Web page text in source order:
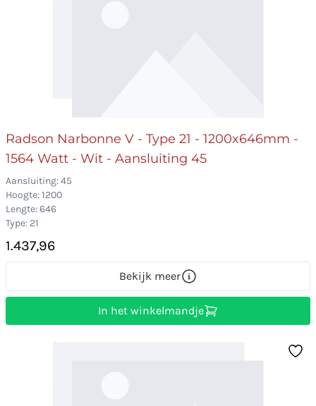
Radson Narbonne V - Type 21 - 1200x646mm -
1564 Watt - Wit - Aansluiting 45
Aansluiting: 45
Hoogte: 1200
Lengte: 646
Type: 21
1.437,96
Bekijk meer
In het winkelmandje